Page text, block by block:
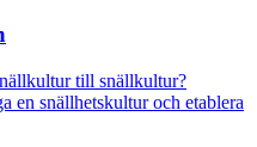
till snällkultur?
en snällhetskultur och etablera